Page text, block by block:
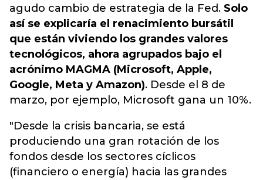
agudo cambio de estrategia de la Fed. Solo
así se explicaría el renacimiento bursátil
que están viviendo los grandes valores
tecnológicos, ahora agrupados bajo el
acrónimo MAGMA (Microsoft, Apple,
Google, Meta y Amazon). Desde el 8 de
marzo, por ejemplo, Microsoft gana un 10%.
"Desde la crisis bancaria, se está
produciendo una gran rotación de los
fondos desde los sectores cíclicos
(financiero o energía) hacia las grandes